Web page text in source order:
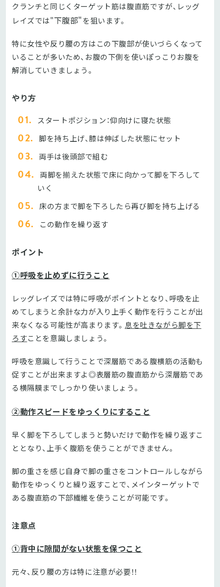
クランチと同じくターゲット筋は腹直筋ですが、レッグ
レイズでは"下腹部"を狙います。
特に女性や反り腰の方はこの下腹部が使いづらくなって
いることが多いため、お腹の下側を使いぽっこりお腹を
解消していきましょう。
やり方
スタートポジション：仰向けに寝た状態
脚を持ち上げ、膝は伸ばした状態にセット
両手は後頭部で組む
両脚を揃えた状態で床に向かって脚を下ろして
いく
床の方まで脚を下ろしたら再び脚を持ち上げる
この動作を繰り返す
ポイント
①呼吸を止めずに行うこと
レッグレイズでは特に呼吸がポイントとなり、呼吸を止
めてしまうと余計な力が入り上手く動作を行うことが出
来なくなる可能性が高まります。 息を吐きながら脚を下
ろすことを意識しましょう。
呼吸を意識して行うことで深層筋である腹横筋の活動も
促すことが出来ますよ◎表層筋の腹直筋から深層筋であ
る横隔膜までしっかり使いましょう。
②動作スピードをゆっくりにすること
早く脚を下ろしてしまうと勢いだけで動作を繰り返すこ
ととなり、上手く腹筋を使うことができません。
脚の重さを感じ自身で脚の重さをコントロールしながら
動作をゆっくりと繰り返すことで、メインターゲットで
ある腹直筋の下部繊維を使うことが可能です。
注意点
①背中に隙間がない状態を保つこと
元々、反り腰の方は特に注意が必要！！